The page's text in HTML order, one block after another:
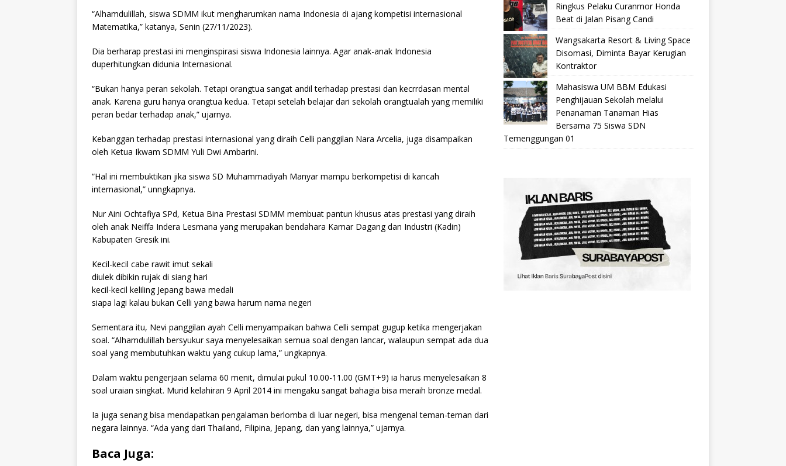
“Alhamdulillah, siswa SDMM ikut mengharumkan nama Indonesia di ajang kompetisi internasional
Matematika,” katanya, Senin (27/11/2023).
Dia berharap prestasi ini menginspirasi siswa Indonesia lainnya. Agar anak-anak Indonesia
duperhitungkan didunia Internasional.
“Bukan hanya peran sekolah. Tetapi orangtua sangat andil terhadap prestasi dan kecrrdasan mental
anak. Karena guru hanya orangtua kedua. Tetapi setelah belajar dari sekolah orangtualah yang memiliki
peran bedar terhadap anak,” ujarnya.
Kebanggan terhadap prestasi internasional yang diraih Celli panggilan Nara Arcelia, juga disampaikan
oleh Ketua Ikwam SDMM Yuli Dwi Ambarini.
“Hal ini membuktikan jika siswa SD Muhammadiyah Manyar mampu berkompetisi di kancah
internasional,” unngkapnya.
Nur Aini Ochtafiya SPd, Ketua Bina Prestasi SDMM membuat pantun khusus atas prestasi yang diraih
oleh anak Neiffa Indera Lesmana yang merupakan bendahara Kamar Dagang dan Industri (Kadin)
Kabupaten Gresik ini.
Kecil-kecil cabe rawit imut sekali
diulek dibikin rujak di siang hari
kecil-kecil keliling Jepang bawa medali
siapa lagi kalau bukan Celli yang bawa harum nama negeri
Sementara itu, Nevi panggilan ayah Celli menyampaikan bahwa Celli sempat gugup ketika mengerjakan
soal. “Alhamdulillah bersyukur saya menyelesaikan semua soal dengan lancar, walaupun sempat ada dua
soal yang membutuhkan waktu yang cukup lama,” ungkapnya.
Dalam waktu pengerjaan selama 60 menit, dimulai pukul 10.00-11.00 (GMT+9) ia harus menyelesaikan 8
soal uraian singkat. Murid kelahiran 9 April 2014 ini mengaku sangat bahagia bisa meraih bronze medal.
Ia juga senang bisa mendapatkan pengalaman berlomba di luar negeri, bisa mengenal teman-teman dari
negara lainnya. “Ada yang dari Thailand, Filipina, Jepang, dan yang lainnya,” ujarnya.
Baca Juga:
Ringkus Pelaku Curanmor Honda
Beat di Jalan Pisang Candi
Wangsakarta Resort & Living Space
Disomasi, Diminta Bayar Kerugian
Kontraktor
Mahasiswa UM BBM Edukasi
Penghijauan Sekolah melalui
Penanaman Tanaman Hias
Bersama 75 Siswa SDN
Temenggungan 01